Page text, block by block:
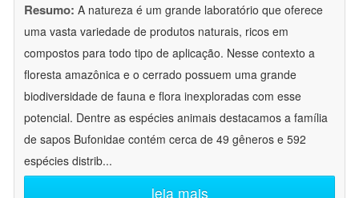
Resumo: A natureza é um grande laboratório que oferece
uma vasta variedade de produtos naturais, ricos em
compostos para todo tipo de aplicação. Nesse contexto a
floresta amazônica e o cerrado possuem uma grande
biodiversidade de fauna e flora inexploradas com esse
potencial. Dentre as espécies animais destacamos a família
de sapos Bufonidae contém cerca de 49 gêneros e 592
espécies distrib...
leia mais